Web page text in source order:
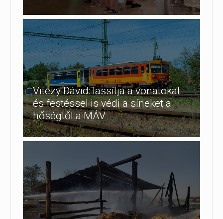
Vitézy Dávid: lassítja a vonatokat
és festéssel is védi a síneket a
hőségtől a MÁV